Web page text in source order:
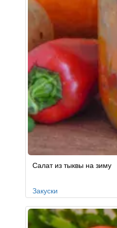
Салат из тыквы на зиму
Закуски